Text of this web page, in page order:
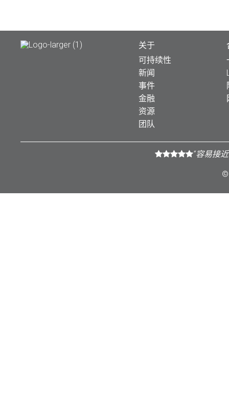
关于
可持续性
新闻
事件
金融
资源
团队
“容易接